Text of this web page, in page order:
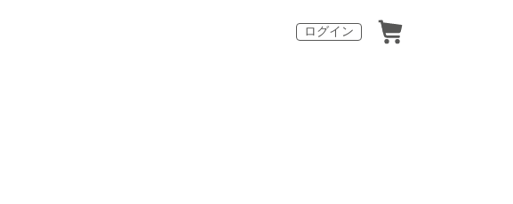
ログイン